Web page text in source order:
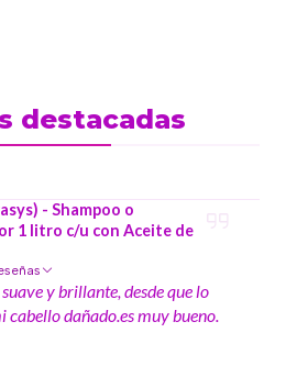
destacadas
- Shampoo o
1 litro c/u con Aceite de
y brillante, desde que lo
cabello dañado.es muy bueno.